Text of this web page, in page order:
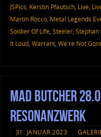
JSPics, Kerstin Pfautsch, Live,
Martin Rocco, Metal Legends
Soldier Of Life, Steeler, Stephan
It Loud, Warrant, We're Not
Mad Butcher
Resonanzwerk
31. JANUAR 2023